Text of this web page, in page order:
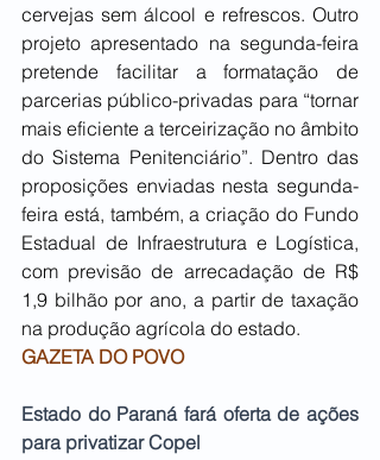
cervejas sem álcool e refrescos. Outro
projeto apresentado na segunda-feira
pretende facilitar a formatação de
parcerias público-privadas para “tornar
mais eficiente a terceirização no âmbito
do Sistema Penitenciário”. Dentro das
proposições enviadas nesta segunda-
feira está, também, a criação do Fundo
Estadual de Infraestrutura e Logística,
com previsão de arrecadação de R$
1,9 bilhão por ano, a partir de taxação
na produção agrícola do estado.
GAZETA DO POVO
Estado do Paraná fará oferta de ações
para privatizar Copel